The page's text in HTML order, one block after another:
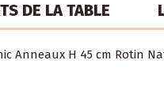
DE LA TABLE
Anneaux H 45 cm Rotin